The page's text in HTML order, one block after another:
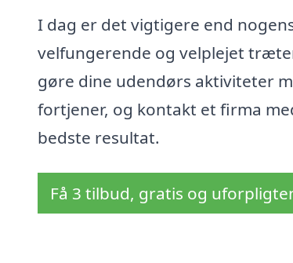
I dag er det vigtigere end
velfungerende og velplejet
gøre dine udendørs aktiviteter
fortjener, og kontakt et firma
bedste resultat.
Få 3 tilbud, gratis og